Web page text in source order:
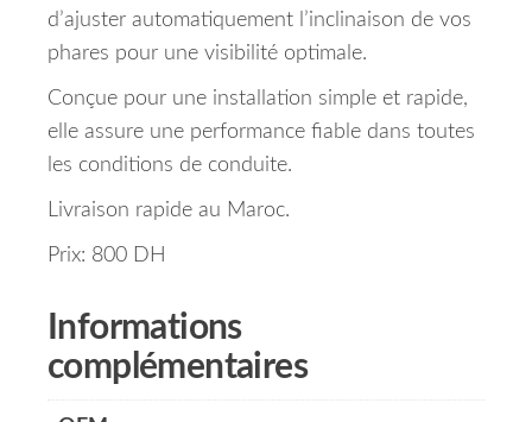
d’ajuster automatiquement l’inclinaison de vos
phares pour une visibilité optimale.
Conçue pour une installation simple et rapide,
elle assure une performance fiable dans toutes
les conditions de conduite.
Livraison rapide au Maroc.
Prix: 800 DH
Informations
complémentaires